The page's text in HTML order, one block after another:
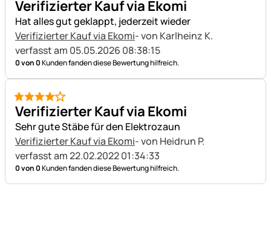
Verifizierter Kauf via Ekomi
Hat alles gut geklappt, jederzeit wieder
Verifizierter Kauf via Ekomi- von Karlheinz K.
verfasst am 05.05.2026 08:38:15
0 von 0Kunden fanden diese Bewertung hilfreich.
4 von 5
Verifizierter Kauf via Ekomi
Sehr gute Stäbe für den Elektrozaun
Verifizierter Kauf via Ekomi- von Heidrun P.
verfasst am 22.02.2022 01:34:33
0 von 0Kunden fanden diese Bewertung hilfreich.